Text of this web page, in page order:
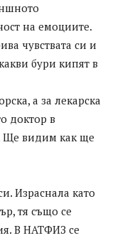
на емоциите.
чувствата си и
бури кипят в
а за лекарска
доктор в
Ще видим как ще
Израснала като
тя също се
В НАТФИЗ се